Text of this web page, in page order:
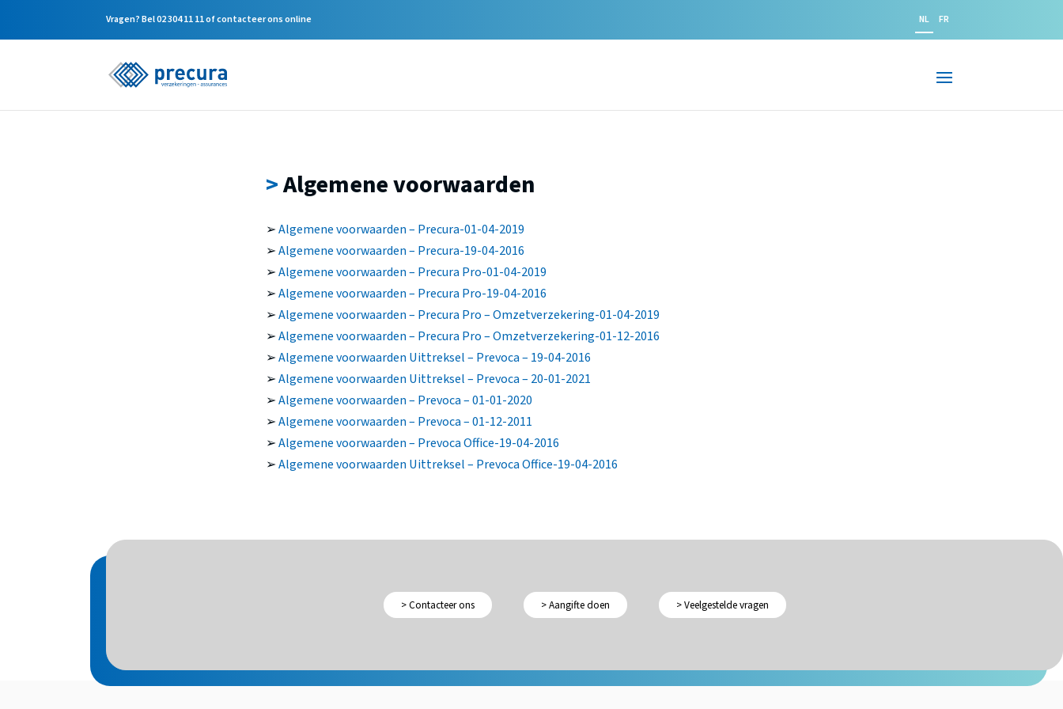
Vragen? Bel02 304 11 11ofcontacteer ons online NL FR
>Algemene voorwaarden
➢Algemene voorwaarden – Precura-01-04-2019
➢Algemene voorwaarden – Precura-19-04-2016
➢Algemene voorwaarden – Precura Pro-01-04-2019
➢Algemene voorwaarden – Precura Pro-19-04-2016
➢Algemene voorwaarden – Precura Pro – Omzetverzekering-01-04-2019
➢Algemene voorwaarden – Precura Pro – Omzetverzekering-01-12-2016
➢Algemene voorwaarden Uittreksel – Prevoca – 19-04-2016
➢Algemene voorwaarden Uittreksel – Prevoca – 20-01-2021
➢Algemene voorwaarden – Prevoca – 01-01-2020
➢Algemene voorwaarden – Prevoca – 01-12-2011
➢Algemene voorwaarden – Prevoca Office-19-04-2016
➢Algemene voorwaarden Uittreksel – Prevoca Office-19-04-2016
> Contacteer ons > Aangifte doen > Veelgestelde vragen